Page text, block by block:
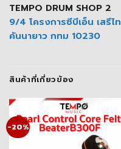
TEMPO DRUM SHOP 2
9/4 โครงการซีบีเอ็น เสรีไ
คันนายาว กทม 10230
สินค้าที่เกี่ยวข้อง
-20%